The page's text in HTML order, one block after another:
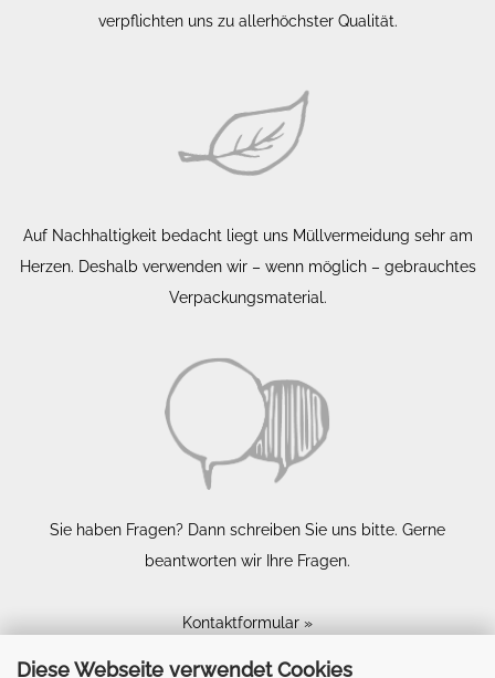
Diese Webseite verwendet Cookies
verpflichten uns zu allerhöchster Qualität.
Auf Nachhaltigkeit bedacht liegt uns Müllvermeidung sehr am
Herzen. Deshalb verwenden wir – wenn möglich – gebrauchtes
Verpackungsmaterial.
Sie haben Fragen? Dann schreiben Sie uns bitte. Gerne
beantworten wir Ihre Fragen.
Kontaktformular »